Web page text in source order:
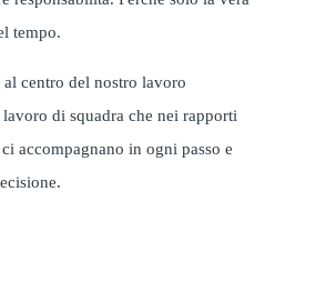
tempo.
centro del nostro lavoro
di squadra che nei rapporti
accompagnano in ogni passo e